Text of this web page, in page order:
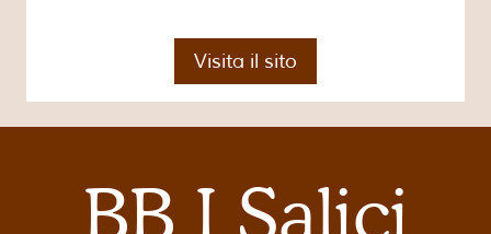
Visita il sito
BB I Salici